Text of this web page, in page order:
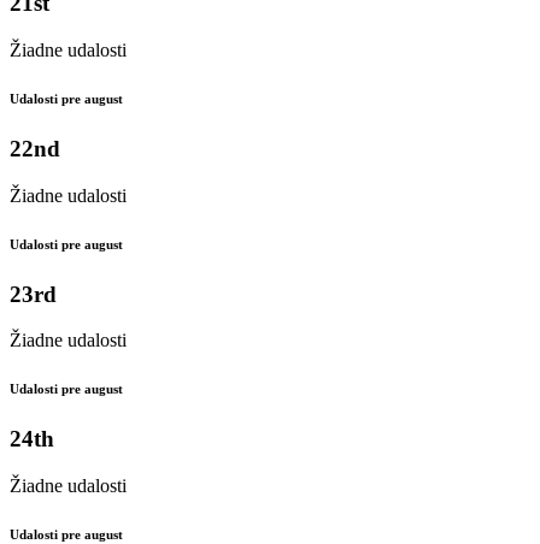
Žiadne udalosti
Udalosti pre august
22nd
Žiadne udalosti
Udalosti pre august
23rd
Žiadne udalosti
Udalosti pre august
24th
Žiadne udalosti
Udalosti pre august